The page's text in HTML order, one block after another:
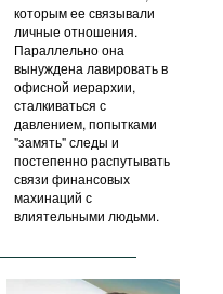
которым ее связывали
личные отношения.
Параллельно она
вынуждена лавировать в
офисной иерархии,
сталкиваться с
давлением, попытками
"замять" следы и
постепенно распутывать
связи финансовых
махинаций с
влиятельными людьми.